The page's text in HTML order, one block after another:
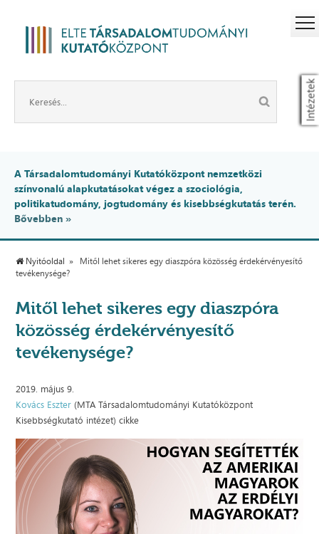
Intézetek
A Társadalomtudományi Kutatóközpont nemzetközi
színvonalú alapkutatásokat végez a szociológia,
politikatudomány, jogtudomány és kisebbségkutatás terén.
Bővebben »
Nyitóoldal
Mitől lehet sikeres egy diaszpóra közösség érdekérvényesítő
tevékenysége?
Mitől lehet sikeres egy diaszpóra
közösség érdekérvényesítő
tevékenysége?
2019. május 9.
Kovács Eszter (MTA Társadalomtudományi Kutatóközpont
Kisebbségkutató intézet) cikke